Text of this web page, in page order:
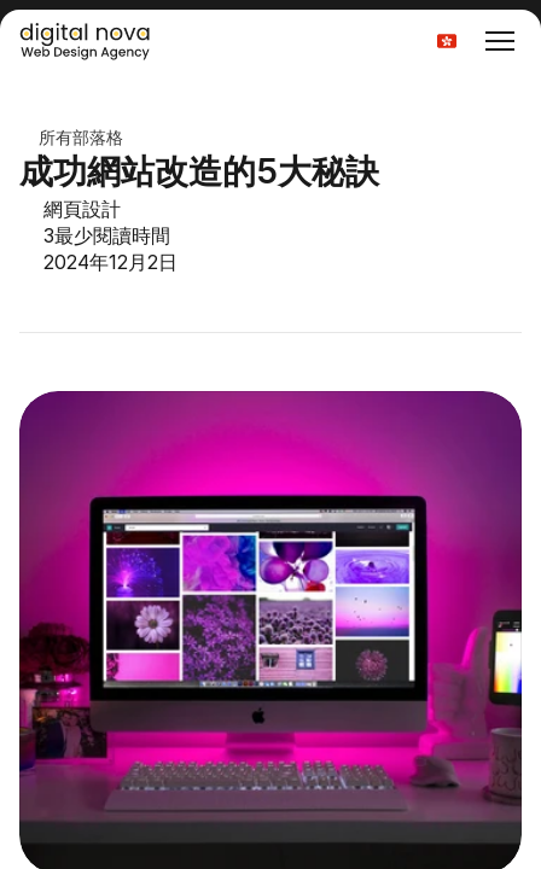
所有部落格
成功網站改造的5大秘訣
網頁設計
3最少閱讀時間
2024年12月2日
Select Language